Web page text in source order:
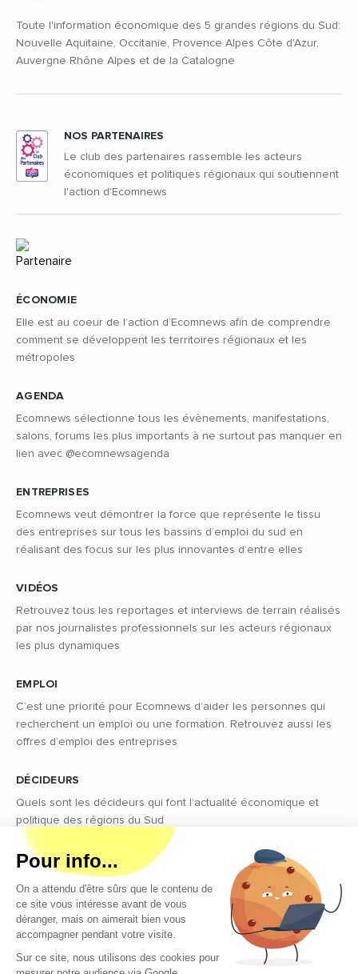
Toute l'information économique des 5 grandes régions du Sud:
Nouvelle Aquitaine, Occitanie, Provence Alpes Côte d'Azur,
Auvergne Rhône Alpes et de la Catalogne
ÉCONOMIE
Elle est au coeur de l’action d’Ecomnews afin de comprendre
comment se développent les territoires régionaux et les
métropoles
AGENDA
Ecomnews sélectionne tous les évènements, manifestations,
salons, forums les plus importants à ne surtout pas manquer en
lien avec @ecomnewsagenda
ENTREPRISES
Ecomnews veut démontrer la force que représente le tissu
des entreprises sur tous les bassins d’emploi du sud en
réalisant des focus sur les plus innovantes d’entre elles
VIDÉOS
Retrouvez tous les reportages et interviews de terrain réalisés
par nos journalistes professionnels sur les acteurs régionaux
les plus dynamiques
EMPLOI
C’est une priorité pour Ecomnews d’aider les personnes qui
recherchent un emploi ou une formation. Retrouvez aussi les
offres d’emploi des entreprises
DÉCIDEURS
Quels sont les décideurs qui font l’actualité économique et
politique des régions du Sud
NOS PARTENAIRES
Le club des partenaires rassemble les acteurs
économiques et politiques régionaux qui soutiennent
l'action d'Ecomnews
Copyright © 2026 - Tous droits réservés
Qui sommes-nous ?